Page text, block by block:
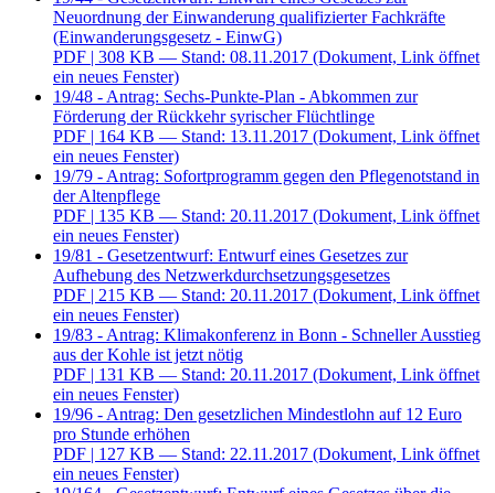
Neuordnung der Einwanderung qualifizierter Fachkräfte
(Einwanderungsgesetz - EinwG)
PDF | 308 KB — Stand: 08.11.2017 (Dokument, Link öffnet
ein neues Fenster)
19/48 - Antrag: Sechs-Punkte-Plan - Abkommen zur
Förderung der Rückkehr syrischer Flüchtlinge
PDF | 164 KB — Stand: 13.11.2017 (Dokument, Link öffnet
ein neues Fenster)
19/79 - Antrag: Sofortprogramm gegen den Pflegenotstand in
der Altenpflege
PDF | 135 KB — Stand: 20.11.2017 (Dokument, Link öffnet
ein neues Fenster)
19/81 - Gesetzentwurf: Entwurf eines Gesetzes zur
Aufhebung des Netzwerkdurchsetzungsgesetzes
PDF | 215 KB — Stand: 20.11.2017 (Dokument, Link öffnet
ein neues Fenster)
19/83 - Antrag: Klimakonferenz in Bonn - Schneller Ausstieg
aus der Kohle ist jetzt nötig
PDF | 131 KB — Stand: 20.11.2017 (Dokument, Link öffnet
ein neues Fenster)
19/96 - Antrag: Den gesetzlichen Mindestlohn auf 12 Euro
pro Stunde erhöhen
PDF | 127 KB — Stand: 22.11.2017 (Dokument, Link öffnet
ein neues Fenster)